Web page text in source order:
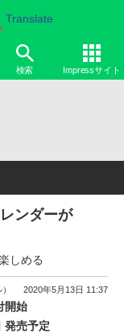
Translate
検索 Impressサイト
ンダーが
しめる
2020年5月13日 11:37
開始
発売予定